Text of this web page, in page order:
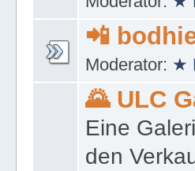
📲
Moderator: ★
🌄 ULC
Eine
den